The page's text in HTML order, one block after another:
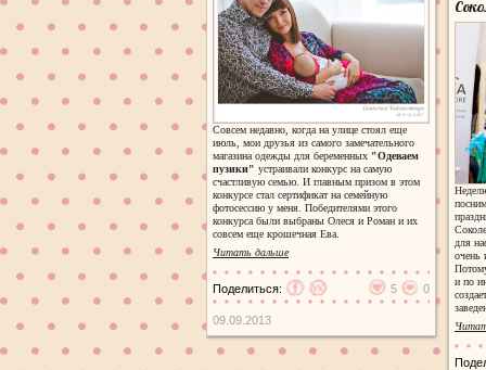
Совсем недавно, когда на улице стоял еще
июль, мои друзья из самого замечательного
магазина одежды для беременных "Одеваем
пузики" устраивали конкурс на самую
счастливую семью. И главным призом в этом
конкурсе стал сертификат на семейную
фотосессию у меня. Победителями этого
конкурса были выбраны Олеся и Роман и их
совсем еще крошечная Ева.
Читать дальше
Поделиться: 5 0
09.09.2013
для
очень
и по